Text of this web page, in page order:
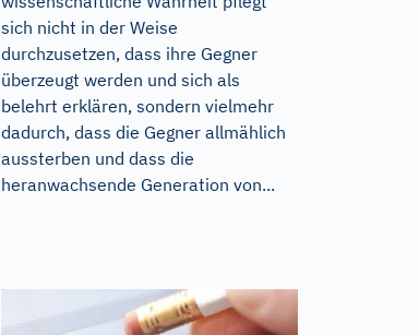
sich nicht in der Weise
durchzusetzen, dass ihre Gegner
überzeugt werden und sich als
belehrt erklären, sondern vielmehr
dadurch, dass die Gegner allmählich
aussterben und dass die
heranwachsende Generation von...